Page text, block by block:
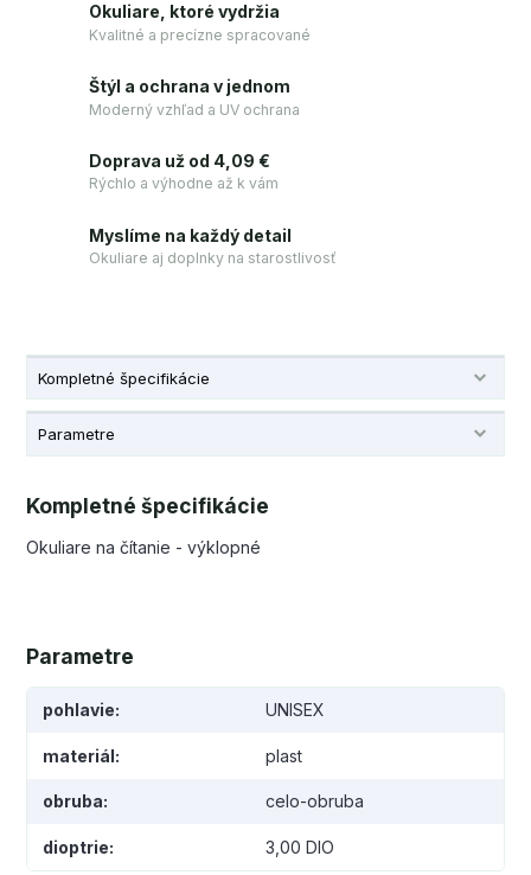
Okuliare, ktoré vydržia
Kvalitné a precízne spracované
Štýl a ochrana v jednom
Moderný vzhľad a UV ochrana
Doprava už od 4,09 €
Rýchlo a výhodne až k vám
Myslíme na každý detail
Okuliare aj doplnky na starostlivosť
Kompletné špecifikácie
Parametre
Kompletné špecifikácie
Okuliare na čítanie - výklopné
Parametre
pohlavie UNISEX
materiál plast
obruba celo-obruba
dioptrie 3,00 DIO